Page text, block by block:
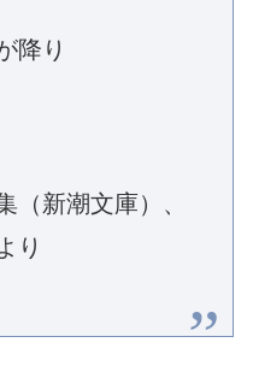
降り
（新潮文庫）、
り